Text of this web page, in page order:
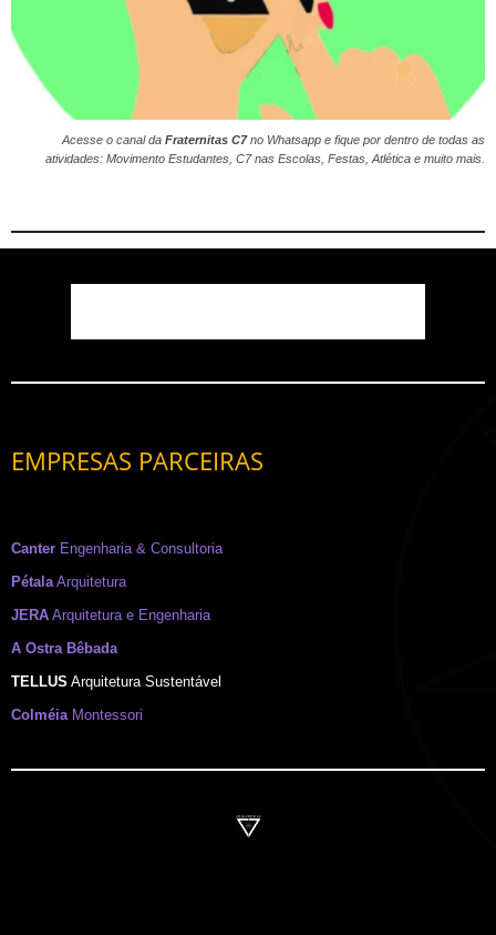
Acesse o canal da Fraternitas C7no Whatsapp e fique por dentro de todas as
atividades: Movimento Estudantes, C7 nas Escolas, Festas, Atlética e muito mais.
EMPRESAS PARCEIRAS
Canter Engenharia & Consultoria
Pétala Arquitetura
JERA Arquitetura e Engenharia
A Ostra Bêbada
TELLUS Arquitetura Sustentável
Colméia Montessori